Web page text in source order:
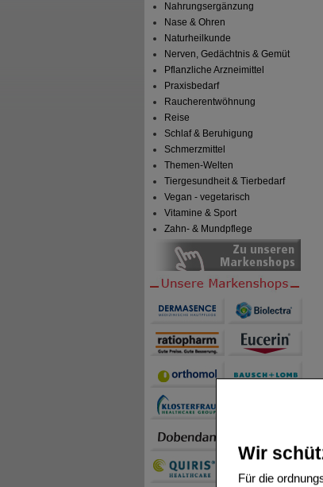
Wir
Für die
Nahrungsergänzung
Nase & Ohren
Naturheilkunde
Nerven, Gedächtnis & Gemüt
Pflanzliche Arzneimittel
Praxisbedarf
Raucherentwöhnung
Reise
Schlaf & Beruhigung
Schmerzmittel
Themen-Welten
Tiergesundheit & Tierbedarf
Vegan - vegetarisch
Vitamine & Sport
Zahn- & Mundpflege